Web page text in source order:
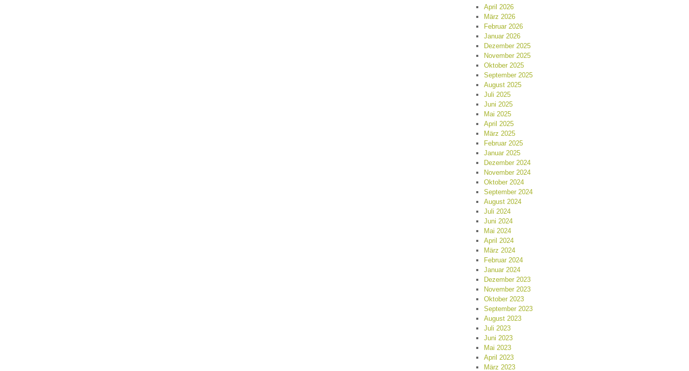
April 2026
März 2026
Februar 2026
Januar 2026
Dezember 2025
November 2025
Oktober 2025
September 2025
August 2025
Juli 2025
Juni 2025
Mai 2025
April 2025
März 2025
Februar 2025
Januar 2025
Dezember 2024
November 2024
Oktober 2024
September 2024
August 2024
Juli 2024
Juni 2024
Mai 2024
April 2024
März 2024
Februar 2024
Januar 2024
Dezember 2023
November 2023
Oktober 2023
September 2023
August 2023
Juli 2023
Juni 2023
Mai 2023
April 2023
März 2023